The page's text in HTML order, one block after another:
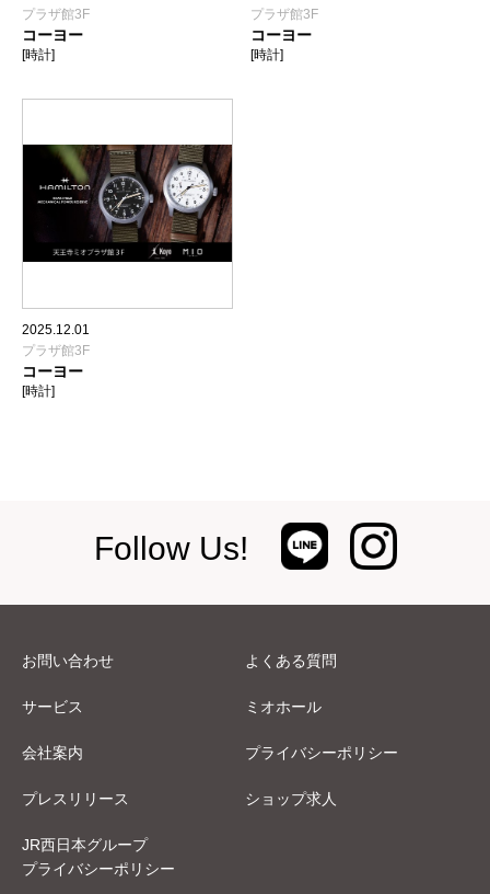
プラザ館3F
コーヨー
[時計]
プラザ館3F
コーヨー
[時計]
2025.12.01
プラザ館3F
コーヨー
[時計]
Follow Us!
お問い合わせ よくある質問
サービス ミオホール
会社案内 プライバシーポリシー
プレスリリース ショップ求人
JR西日本グループ
プライバシーポリシー